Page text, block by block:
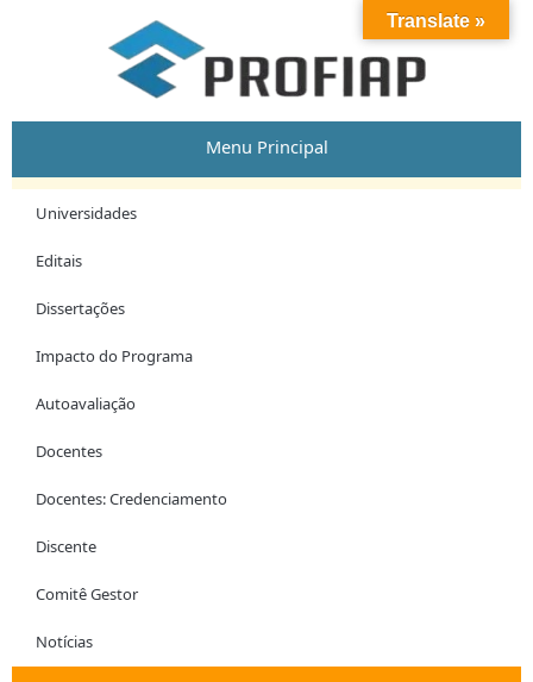
Menu Principal
Universidades
Editais
Dissertações
Impacto do Programa
Autoavaliação
Docentes
Docentes: Credenciamento
Discente
Comitê Gestor
Notícias
Translate »